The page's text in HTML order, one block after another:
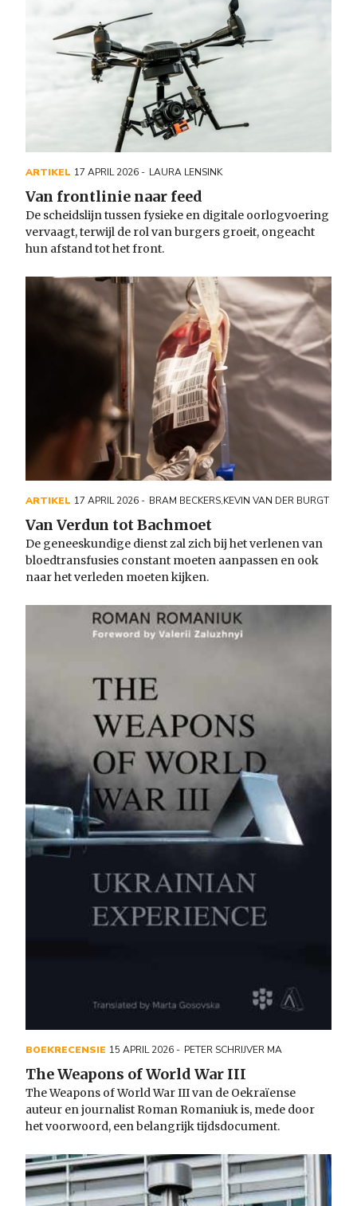
ARTIKEL 17 APRIL 2026 LAURA LENSINK
Van frontlinie naar feed
De scheidslijn tussen fysieke en digitale oorlogvoering
vervaagt, terwijl de rol van burgers groeit, ongeacht
hun afstand tot het front.
ARTIKEL 17 APRIL 2026 BRAM BECKERS,KEVIN VAN DER BURGT
Van Verdun tot Bachmoet
De geneeskundige dienst zal zich bij het verlenen van
bloedtransfusies constant moeten aanpassen en ook
naar het verleden moeten kijken.
BOEKRECENSIE 15 APRIL 2026 PETER SCHRIJVER MA
The Weapons of World War III
The Weapons of World War III van de Oekraïense
auteur en journalist Roman Romaniuk is, mede door
het voorwoord, een belangrijk tijdsdocument.